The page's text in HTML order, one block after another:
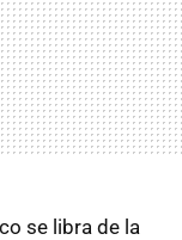
se libra de la